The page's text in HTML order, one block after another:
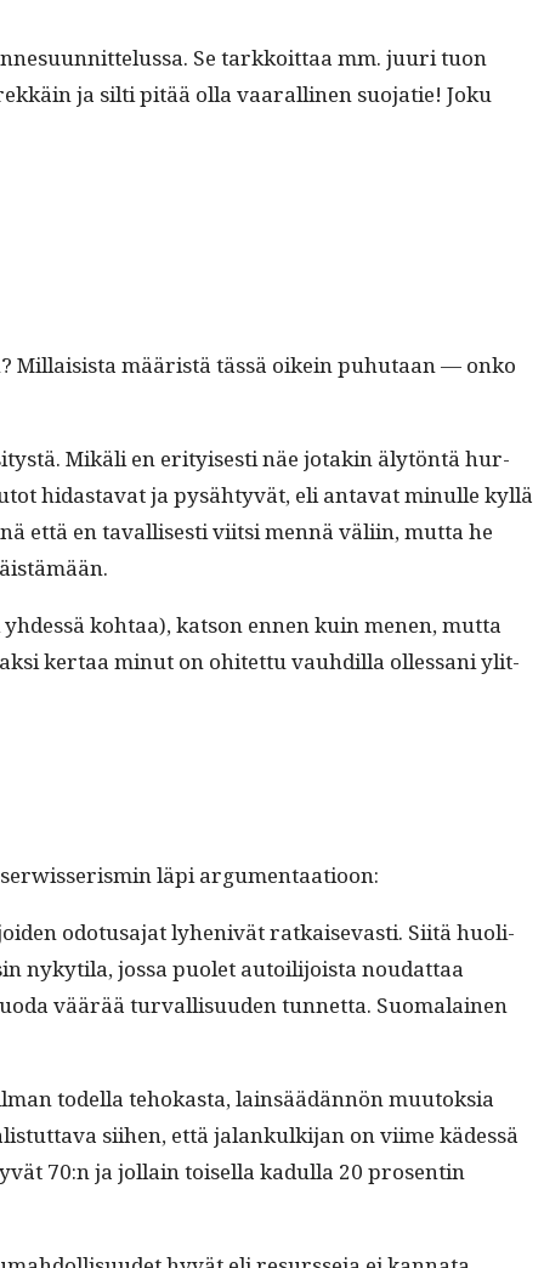
Se tarkkoit­taa mm. juuri tuon
ja silti pitää olla vaar­alli­nen suo­jatie! Joku
Mil­lai­sista määristä tässä oikein puhutaan — onko
Mikäli en eri­tyis­es­ti näe jotakin älytön­tä hur­
hidas­ta­vat ja pysähtyvät, eli anta­vat min­ulle kyl­lä
että en taval­lis­es­ti viit­si men­nä väli­in, mut­ta he
kohtaa), kat­son ennen kuin menen, mut­ta
ker­taa min­ut on ohitet­tu vauhdil­la ollessani ylit­
läpi argumentaatioon:
odotusa­jat lyhenivät ratkai­sev­asti. Siitä huoli­
nykyti­la, jos­sa puo­let autoil­i­joista nou­dat­taa
väärää tur­val­lisu­u­den tun­net­ta. Suo­ma­lainen
todel­la tehokas­ta, lain­säädän­nön muu­tok­sia
siihen, että jalankulk­i­jan on viime kädessä
70:n ja jol­lain toisel­la kadul­la 20 pros­entin